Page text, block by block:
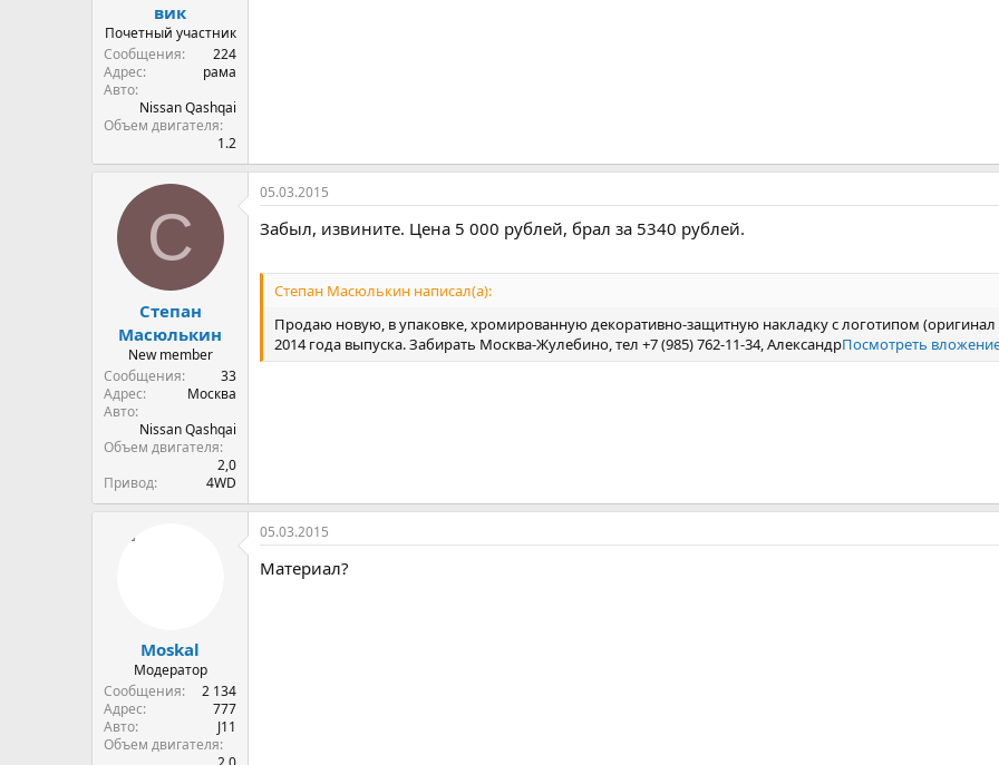
вик
Почетный участник
Сообщения
224
Адрес
рама
Авто
Nissan Qashqai
Объем двигателя
1.2
С
Степан
Масюлькин
New member
Сообщения
33
Адрес
Москва
Авто
Nissan Qashqai
Объем двигателя
2,0
Привод
4WD
05.03.2015
Забыл, извините. Цена 5 000 рублей, брал за 5340 рублей.
Степан Масюлькин написал(а):
Продаю новую, в упаковке, хромированную декоративно-защитную накладку с логотипом (оригинал
2014 года выпуска. Забирать Москва-Жулебино, тел +7 (985) 762-11-34, АлександрПосмотреть
Moskal
Модератор
Сообщения
2 134
Адрес
777
Авто
J11
Объем двигателя
05.03.2015
Материал?